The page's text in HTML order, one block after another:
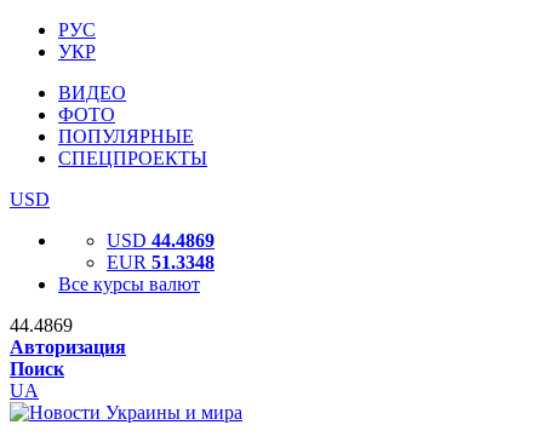
РУС
УКР
ВИДЕО
ФОТО
ПОПУЛЯРНЫЕ
СПЕЦПРОЕКТЫ
USD
USD 44.4869
EUR 51.3348
Все курсы валют
44.4869
Авторизация
Поиск
UA